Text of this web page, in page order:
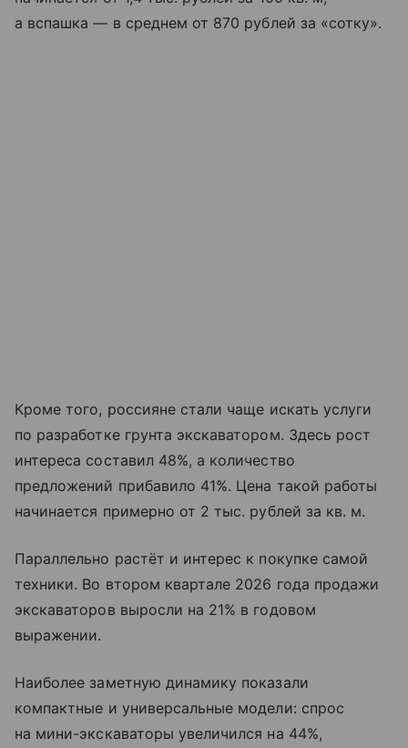
а вспашка — в среднем от 870 рублей за «сотку».
Кроме того, россияне стали чаще искать услуги
по разработке грунта экскаватором. Здесь рост
интереса составил 48%, а количество
предложений прибавило 41%. Цена такой работы
начинается примерно от 2 тыс. рублей за кв. м.
Параллельно растёт и интерес к покупке самой
техники. Во втором квартале 2026 года продажи
экскаваторов выросли на 21% в годовом
выражении.
Наиболее заметную динамику показали
компактные и универсальные модели: спрос
на мини-экскаваторы увеличился на 44%,